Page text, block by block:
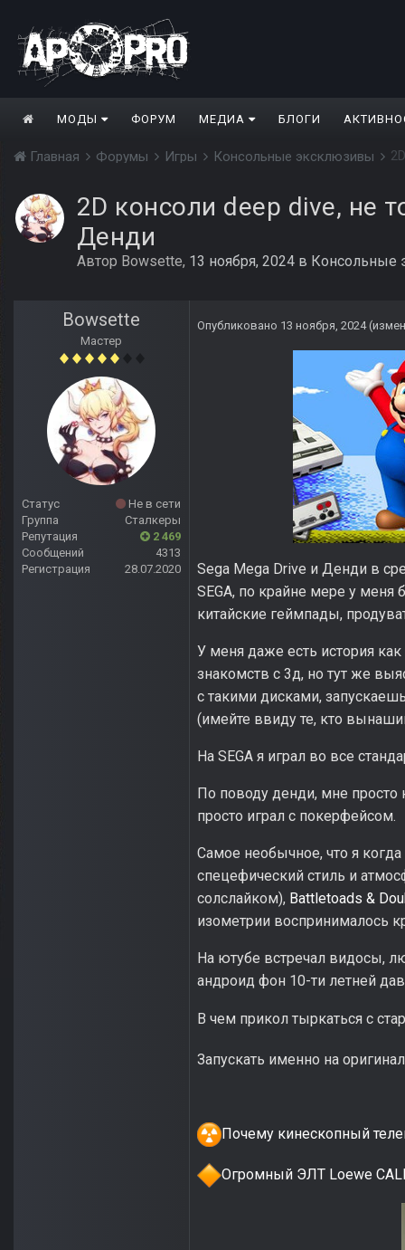
МОДЫ ФОРУМ МЕДИА БЛОГИ
Главная Форумы Игры Консольные эксклюзивы
2D консоли deep dive, не
Денди
Автор Bowsette, 13 ноября, 2024 в Консольные
Bowsette
Мастер
Статус
Не в сети
Группа
Сталкеры
Репутация
2 469
Сообщений
4313
Регистрация
28.07.2020
Опубликовано 13 ноября, 2024
Sega Mega Drive и Денди в
SEGA, по крайне мере у
китайские геймпады,
У меня даже есть история
знакомств с 3д, но тут же
с такими дисками,
(имейте ввиду те, кто
На SEGA я играл во все
По поводу денди, мне просто
просто играл с покерфейсом.
Самое необычное, что я
спецефический стиль и
солслайком), Battletoads &
изометрии воспринималось
На ютубе встречал видосы,
андроид фон 10-ти летней
В чем прикол тыркаться с
Запускать именно на
Почему кинескопный
Огромный ЭЛТ Loewe